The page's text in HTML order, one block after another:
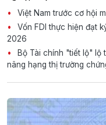
Việt Nam trước cơ hội
Vốn FDI thực hiện đạt
2026
Bộ Tài chính "tiết lộ" lộ
nâng hạng thị trường